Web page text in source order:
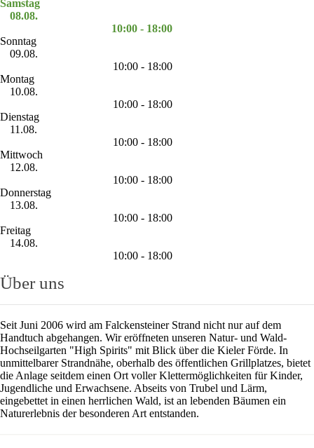
Samstag
08.08.
10:00 - 18:00
Sonntag
09.08.
10:00 - 18:00
Montag
10.08.
10:00 - 18:00
Dienstag
11.08.
10:00 - 18:00
Mittwoch
12.08.
10:00 - 18:00
Donnerstag
13.08.
10:00 - 18:00
Freitag
14.08.
10:00 - 18:00
Über uns
Seit Juni 2006 wird am Falckensteiner Strand nicht nur auf dem
Handtuch abgehangen. Wir eröffneten unseren Natur- und Wald-
Hochseilgarten "High Spirits" mit Blick über die Kieler Förde. In
unmittelbarer Strandnähe, oberhalb des öffentlichen Grillplatzes, bietet
die Anlage seitdem einen Ort voller Klettermöglichkeiten für Kinder,
Jugendliche und Erwachsene. Abseits von Trubel und Lärm,
eingebettet in einen herrlichen Wald, ist an lebenden Bäumen ein
Naturerlebnis der besonderen Art entstanden.